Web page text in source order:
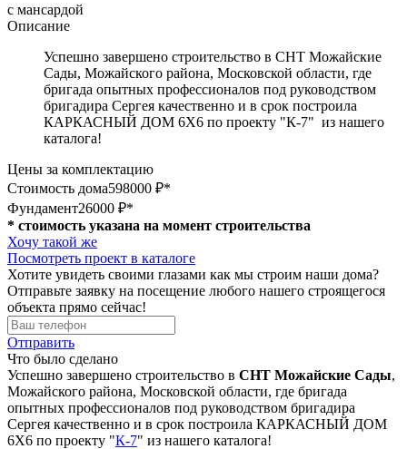
с мансардой
Описание
Успешно завершено строительство в СНТ Можайские
Сады, Можайского района, Московской области, где
бригада опытных профессионалов под руководством
бригадира Сергея качественно и в срок построила
КАРКАСНЫЙ ДОМ 6Х6 по проекту "К-7" из нашего
каталога!
Цены за комплектацию
Стоимость дома598000 ₽*
Фундамент26000 ₽*
* стоимость указана на момент строительства
Хочу такой же
Посмотреть проект в каталоге
Хотите увидеть своими глазами как мы строим наши дома?
Отправьте заявку на посещение любого нашего строящегося
объекта прямо сейчас!
Отправить
Что было сделано
Успешно завершено строительство в СНТ Можайские Сады,
Можайского района, Московской области, где бригада
опытных профессионалов под руководством бригадира
Сергея качественно и в срок построила КАРКАСНЫЙ ДОМ
6Х6 по проекту "К-7" из нашего каталога!